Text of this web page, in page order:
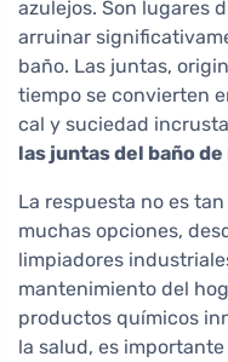
azulejos. Son lugares
arruinar
baño. Las juntas,
tiempo se convierten
cal y suciedad
las juntas del baño
La respuesta no es
muchas opciones,
limpiadores
mantenimiento del
productos químicos
la salud, es